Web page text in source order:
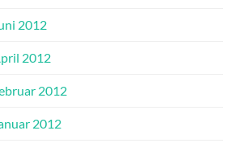
2012
2012
2012
2012